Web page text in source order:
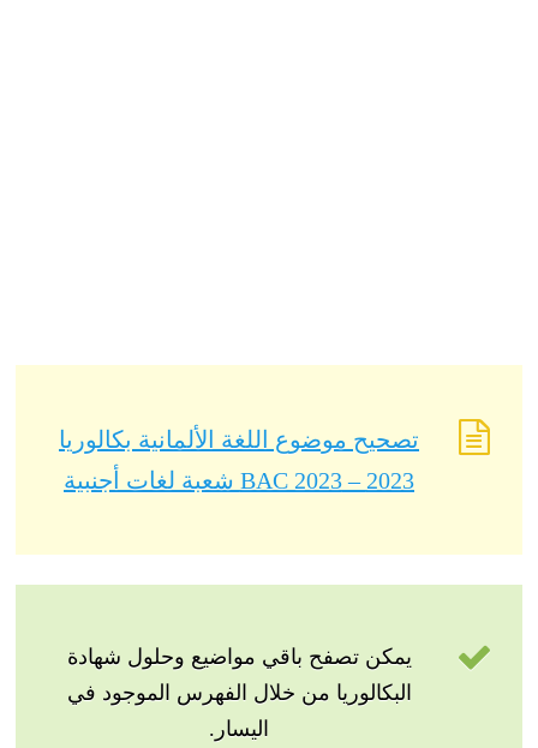
تصحيح موضوع اللغة الألمانية بكالوريا
2023 – BAC 2023 شعبة لغات أجنبية
يمكن تصفح باقي مواضيع وحلول شهادة
البكالوريا من خلال الفهرس الموجود في
اليسار.